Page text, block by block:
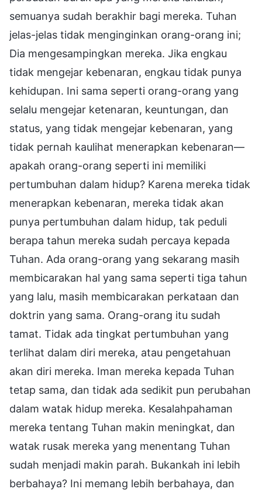
semuanya sudah berakhir bagi mereka. Tuhan
jelas-jelas tidak menginginkan orang-orang ini;
Dia mengesampingkan mereka. Jika engkau
tidak mengejar kebenaran, engkau tidak punya
kehidupan. Ini sama seperti orang-orang yang
selalu mengejar ketenaran, keuntungan, dan
status, yang tidak mengejar kebenaran, yang
tidak pernah kaulihat menerapkan kebenaran—
apakah orang-orang seperti ini memiliki
pertumbuhan dalam hidup? Karena mereka tidak
menerapkan kebenaran, mereka tidak akan
punya pertumbuhan dalam hidup, tak peduli
berapa tahun mereka sudah percaya kepada
Tuhan. Ada orang-orang yang sekarang masih
membicarakan hal yang sama seperti tiga tahun
yang lalu, masih membicarakan perkataan dan
doktrin yang sama. Orang-orang itu sudah
tamat. Tidak ada tingkat pertumbuhan yang
terlihat dalam diri mereka, atau pengetahuan
akan diri mereka. Iman mereka kepada Tuhan
tetap sama, dan tidak ada sedikit pun perubahan
dalam watak hidup mereka. Kesalahpahaman
mereka tentang Tuhan makin meningkat, dan
watak rusak mereka yang menentang Tuhan
sudah menjadi makin parah. Bukankah ini lebih
berbahaya? Ini memang lebih berbahaya, dan